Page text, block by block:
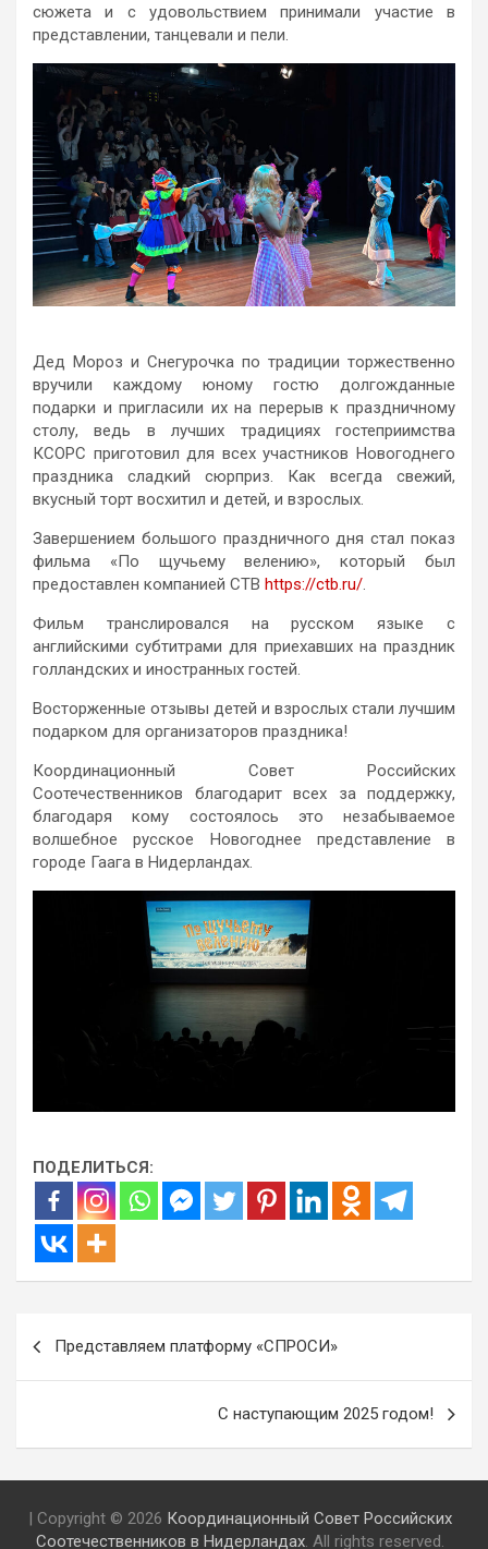
сюжета и с удовольствием принимали участие в
представлении, танцевали и пели.
Дед Мороз и Снегурочка по традиции торжественно
вручили каждому юному гостю долгожданные
подарки и пригласили их на перерыв к праздничному
столу, ведь в лучших традициях гостеприимства
КСOРС приготовил для всех участников Новогоднего
праздника сладкий сюрприз. Как всегда свежий,
вкусный торт восхитил и детей, и взрослых.
Завершением большого праздничного дня стал показ
фильма «По щучьему велению», который был
предоставлен компанией СТВ https://ctb.ru/.
Фильм транслировался на русском языке с
английскими субтитрами для приехавших на праздник
голландских и иностранных гостей.
Восторженные отзывы детей и взрослых стали лучшим
подарком для организаторов праздника!
Координационный Совет Российских
Соотечественников благодарит всех за поддержку,
благодаря кому состоялось это незабываемое
волшебное русское Новогоднее представление в
городе Гаага в Нидерландах.
ПОДЕЛИТЬСЯ:
Представляем платформу «СПРОСИ»
C наступающим 2025 годом!
| Copyright © 2026 Координационный Совет Российских
Соотечественников в Нидерландах. All rights reserved.